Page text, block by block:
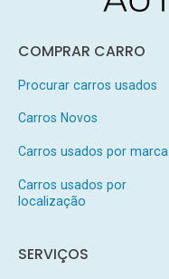
COMPRAR CARRO
Procurar carros usados
Carros Novos
Carros usados por marca
Carros usados por
localização
SERVIÇOS